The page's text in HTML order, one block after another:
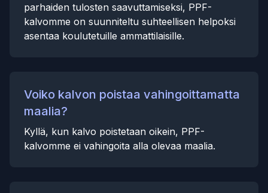
parhaiden tulosten saavuttamiseksi, PPF-
kalvomme on suunniteltu suhteellisen helpoksi
asentaa koulutetuille ammattilaisille.
Voiko kalvon poistaa vahingoittamatta
maalia?
Kyllä, kun kalvo poistetaan oikein, PPF-
kalvomme ei vahingoita alla olevaa maalia.